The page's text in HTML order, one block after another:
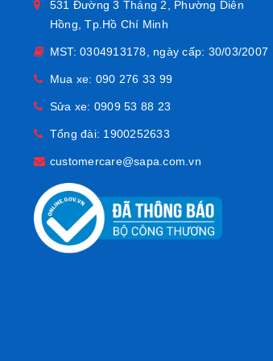
531 Đường 3 Tháng 2, Phường Diên
Hồng, Tp.Hồ Chí Minh
MST: 0304913178, ngày cấp: 30/03/2007
Mua xe: 090 276 33 99
Sửa xe: 0909 53 88 23
Tổng đài: 1900252633
customercare@sapa.com.vn